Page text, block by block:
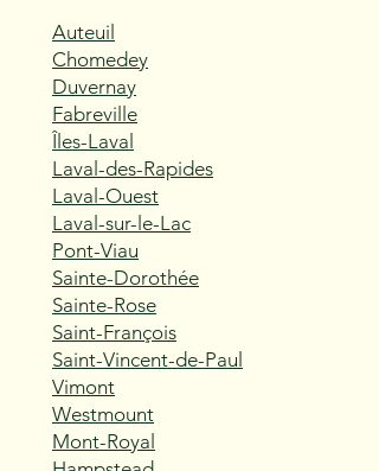
Auteuil
Chomedey
Duvernay
Fabreville
Îles-Laval
Laval-des-Rapides
Laval-Ouest
Laval-sur-le-Lac
Pont-Viau
Sainte-Dorothée
Sainte-Rose
Saint-François
Saint-Vincent-de-Paul
Vimont
Westmount
Mont-Royal